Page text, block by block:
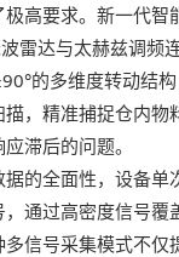
高要求。新一代智
雷达与太赫兹调频
的多维度转动结
，精准捕捉仓内物
滞后的问题。
的全面性，设备单
通过高密度信号覆
信号采集模式不仅